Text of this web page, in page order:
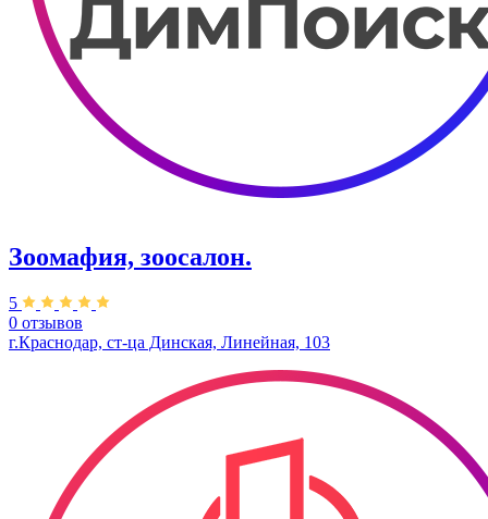
Зоомафия, зоосалон.
5
0 отзывов
г.Краснодар, ст-ца Динская, Линейная, 103